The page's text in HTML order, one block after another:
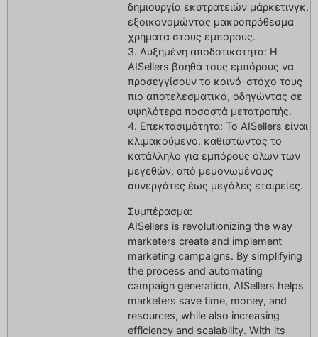
δημιουργία εκστρατειών μάρκετινγκ,
εξοικονομώντας μακροπρόθεσμα
χρήματα στους εμπόρους.
3. Αυξημένη αποδοτικότητα: Η
AISellers βοηθά τους εμπόρους να
προσεγγίσουν το κοινό-στόχο τους
πιο αποτελεσματικά, οδηγώντας σε
υψηλότερα ποσοστά μετατροπής.
4. Επεκτασιμότητα: Το AISellers είναι
κλιμακούμενο, καθιστώντας το
κατάλληλο για εμπόρους όλων των
μεγεθών, από μεμονωμένους
συνεργάτες έως μεγάλες εταιρείες.
Συμπέρασμα:
AISellers is revolutionizing the way
marketers create and implement
marketing campaigns. By simplifying
the process and automating
campaign generation, AISellers helps
marketers save time, money, and
resources, while also increasing
efficiency and scalability. With its